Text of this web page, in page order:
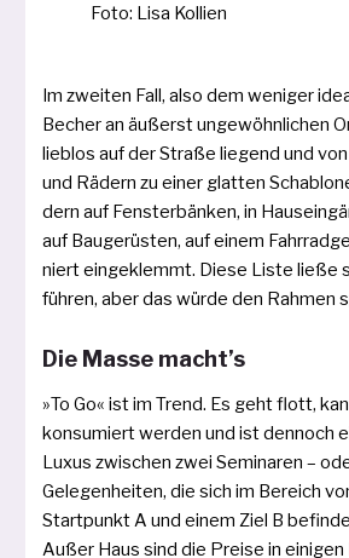
Foto: Lisa Kollien
Im zwei­ten Fall, also dem weni­ger
Becher an äußerst unge­wöhn­li­chen
lieb­los auf der Straße lie­gend und
und Rädern zu einer glat­ten
dern auf Fensterbänken, in
auf Baugerüsten, auf einem
niert ein­ge­klemmt. Diese Liste lie­ße
füh­ren, aber das wür­de den Rahmen
Die Masse macht’s
»To Go« ist im Trend. Es geht flott,
kon­su­miert wer­den und ist den­noch
Luxus zwi­schen zwei Seminaren –
Gelegenheiten, die sich im Bereich
Startpunkt A und einem Ziel B
Außer Haus sind die Preise in